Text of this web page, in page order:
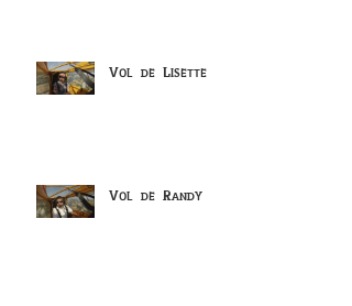
Vol de Lisette
Vol de Randy